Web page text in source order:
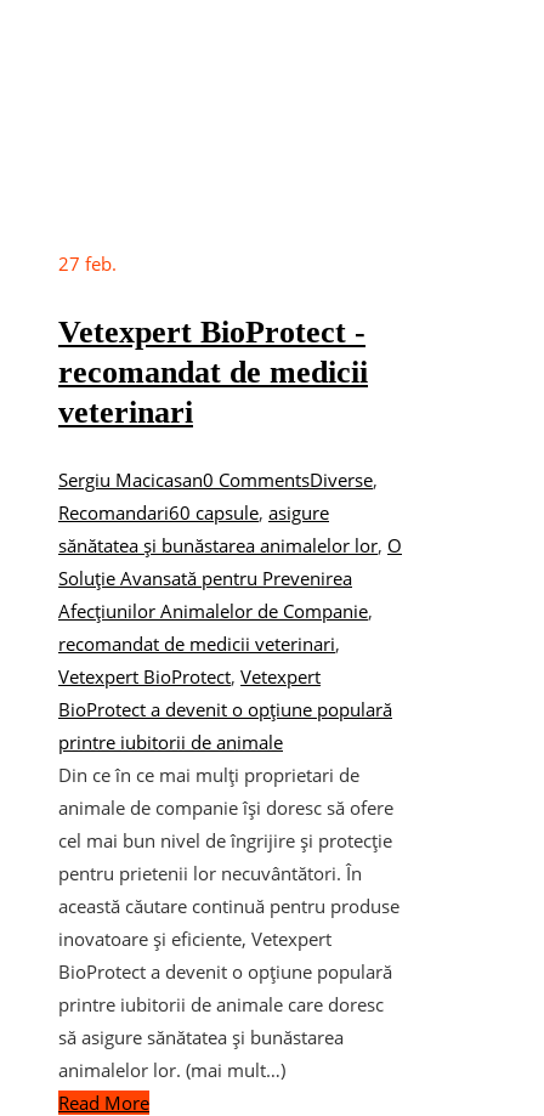
27 feb.
Vetexpert BioProtect -
recomandat de medicii
veterinari
Sergiu Macicasan0 CommentsDiverse,
Recomandari60 capsule, asigure
sănătatea și bunăstarea animalelor lor, O
Soluție Avansată pentru Prevenirea
Afecțiunilor Animalelor de Companie,
recomandat de medicii veterinari,
Vetexpert BioProtect, Vetexpert
BioProtect a devenit o opțiune populară
printre iubitorii de animale
Din ce în ce mai mulți proprietari de
animale de companie își doresc să ofere
cel mai bun nivel de îngrijire și protecție
pentru prietenii lor necuvântători. În
această căutare continuă pentru produse
inovatoare și eficiente, Vetexpert
BioProtect a devenit o opțiune populară
printre iubitorii de animale care doresc
să asigure sănătatea și bunăstarea
animalelor lor. (mai mult…)
Read More